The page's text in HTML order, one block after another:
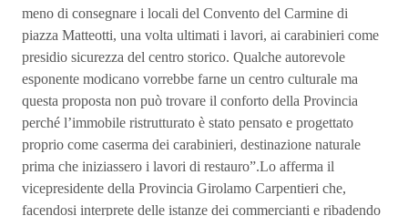
meno di consegnare i locali del Convento del Carmine di
piazza Matteotti, una volta ultimati i lavori, ai carabinieri come
presidio sicurezza del centro storico. Qualche autorevole
esponente modicano vorrebbe farne un centro culturale ma
questa proposta non può trovare il conforto della Provincia
perché l’immobile ristrutturato è stato pensato e progettato
proprio come caserma dei carabinieri, destinazione naturale
prima che iniziassero i lavori di restauro”.Lo afferma il
vicepresidente della Provincia Girolamo Carpentieri che,
facendosi interprete delle istanze dei commercianti e ribadendo